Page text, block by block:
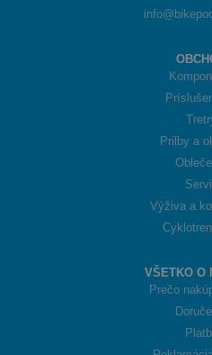
Prilby a
Výživa a
VŠETKO O
Prečo